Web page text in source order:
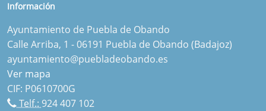
Información
Ayuntamiento de Puebla de Obando
Calle Arriba, 1 - 06191 Puebla de Obando (Badajoz)
ayuntamiento@puebladeobando.es
Ver mapa
CIF: P0610700G
Telf.:924 407 102